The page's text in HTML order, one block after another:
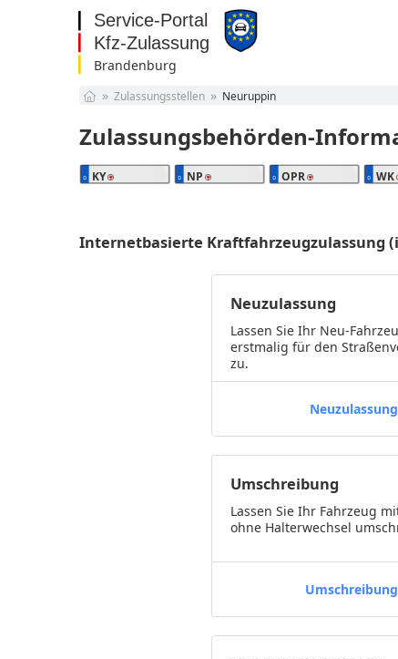
Brandenburg
Bayern
Brandenburg
Bremen
Hamburg
Vorpommern
Niedersachsen
Schleswig-Holstein
Zulassungsstellen Neuruppin
Zulassungsbehörden-
KY NP OPR WK
Internetbasierte Kraftfahrzeugzulassung
Neuzulassung
Lassen Sie Ihr Neu-
erstmalig für den
zu.
Umschreibung
Lassen Sie Ihr Fahrzeug
ohne Halterwechsel